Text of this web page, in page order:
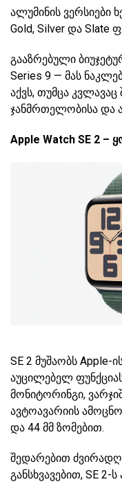
ალუმინის ვერსიები
Gold, Silver და Slate
გააზრებული
Series 9 — მას
აქვს, თუმცა
ჯანმრთელობისა და
Apple Watch SE 2 –
SE 2 მუშაობს Apple-
აუცილებელ
მონიტორინგი,
ავტოავარიის
და 44 მმ ზომებით.
შედარებით
განსხვავებით, SE 2-